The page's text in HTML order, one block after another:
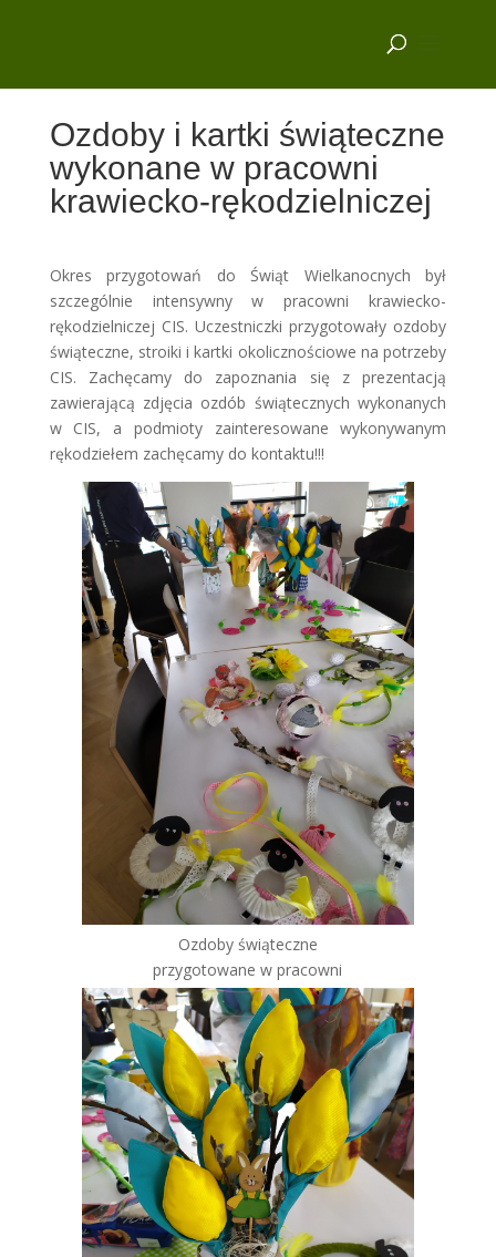
Ozdoby i kartki świąteczne
wykonane w pracowni
krawiecko-rękodzielniczej
Okres przygotowań do Świąt Wielkanocnych był
szczególnie intensywny w pracowni krawiecko-
rękodzielniczej CIS. Uczestniczki przygotowały ozdoby
świąteczne, stroiki i kartki okolicznościowe na potrzeby
CIS. Zachęcamy do zapoznania się z prezentacją
zawierającą zdjęcia ozdób świątecznych wykonanych
w CIS, a podmioty zainteresowane wykonywanym
rękodziełem zachęcamy do kontaktu!!!
Ozdoby świąteczne
przygotowane w pracowni